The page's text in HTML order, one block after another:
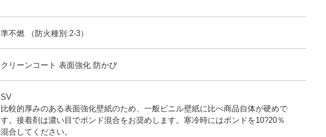
準不燃 （防火種別:2-3）
クリーンコート 表面強化 防かび
SV
比較的厚みのある表面強化壁紙のため、一般ビニル壁紙に比べ商品自体が硬めで
す。接着剤は濃い目でボンド混合をお奨めします。寒冷時にはボンドを10?20％
混合してください。